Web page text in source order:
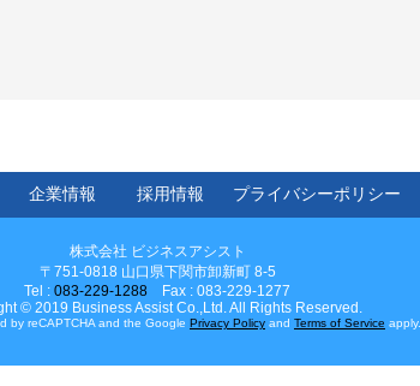
企業情報 採用情報 プライバシーポリシー
株式会社 ビジネスアシスト
〒751-0818 山口県下関市卸新町 8-5
Tel : 083-229-1288 Fax : 083-229-1277
© 2019 Business Assist Co.,Ltd. All Rights Reserved.
by reCAPTCHA and the Google Privacy Policy and Terms of Service apply.